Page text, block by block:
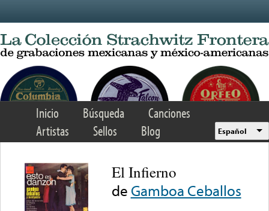
Inicio Búsqueda
Canciones
Artistas
Sellos Blog Español
El Infierno
de Gamboa Ceballos